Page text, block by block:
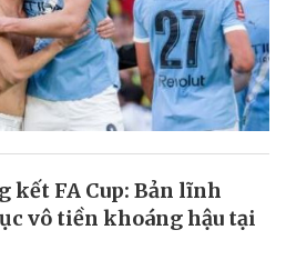
kết FA Cup: Bản lĩnh
vô tiền khoáng hậu tại